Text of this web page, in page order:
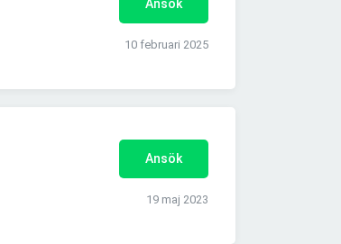
Ansök
10 februari 2025
Ansök
19 maj 2023